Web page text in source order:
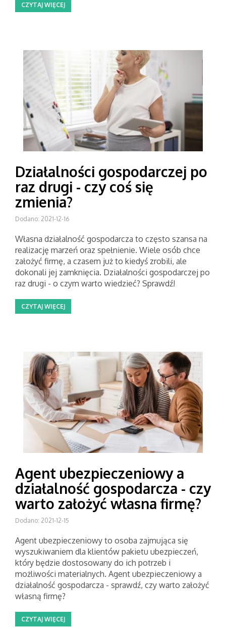
CZYTAJ WIĘCEJ
Działalności gospodarczej po
raz drugi - czy coś się
zmienia?
Dodano: 2021-12-16
Własna działalność gospodarcza to często szansa na
realizację marzeń oraz spełnienie. Wiele osób chce
założyć firmę, a czasem już to kiedyś zrobili, ale
dokonali jej zamknięcia. Działalności gospodarczej po
raz drugi - o czym warto wiedzieć? Sprawdź!
CZYTAJ WIĘCEJ
Agent ubezpieczeniowy a
działalność gospodarcza - czy
warto założyć własna firmę?
Dodano: 2021-12-15
Agent ubezpieczeniowy to osoba zajmująca się
wyszukiwaniem dla klientów pakietu ubezpieczeń,
który będzie dostosowany do ich potrzeb i
możliwości materialnych. Agent ubezpieczeniowy a
działalność gospodarcza - sprawdź, czy warto założyć
własną firmę?
CZYTAJ WIĘCEJ